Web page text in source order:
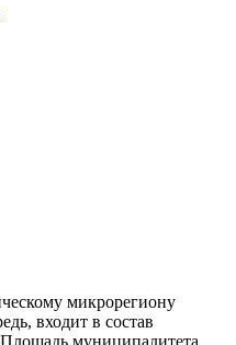
микрорегиону
входит в состав
муниципалитета